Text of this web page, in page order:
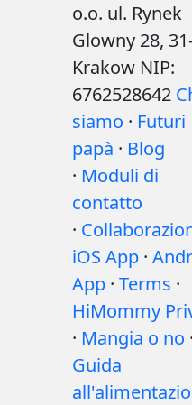
o.o. ul. Rynek
Glowny 28,
Krakow NIP:
6762528642
siamo · Futuri
papà · Blog
· Moduli di
contatto
·
iOS App ·
App · Terms ·
HiMommy
· Mangia o no ·
Guida